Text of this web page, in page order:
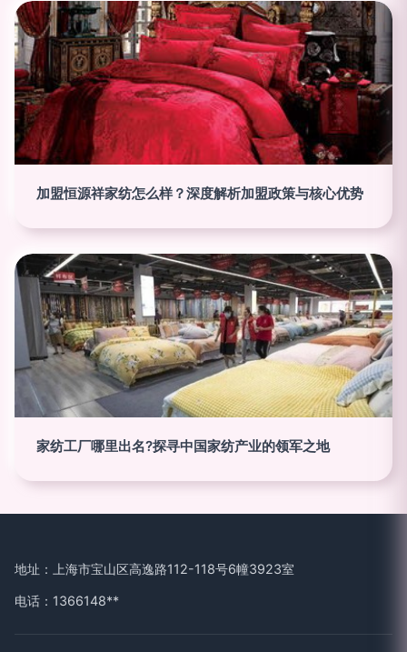
加盟恒源祥家纺怎么样？深度解析加盟政策与核心优势
家纺工厂哪里出名?探寻中国家纺产业的领军之地
地址：上海市宝山区高逸路112-118号6幢3923室
电话：1366148**